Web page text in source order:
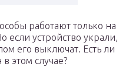
работают только на
устройство украли,
его выключат. Есть ли
этом случае?